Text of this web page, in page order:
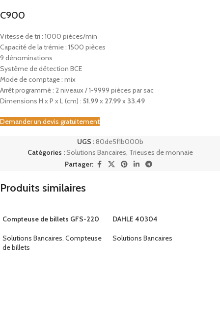
C900
Vitesse de tri : 1000 pièces/min
Capacité de la trémie : 1500 pièces
9 dénominations
Système de détection BCE
Mode de comptage : mix
Arrêt programmé : 2 niveaux / 1-9999 pièces par sac
Dimensions H x P x L (cm) : 51.99x 27.99x 33.49
Demander un devis gratuitement
UGS :80de5f1b000b
Catégories :Solutions Bancaires, Trieuses de monnaie
Partager:
Produits similaires
Compteuse de billets GFS-220
Solutions Bancaires, Compteuse
de billets
DAHLE 40304
Solutions Bancaires